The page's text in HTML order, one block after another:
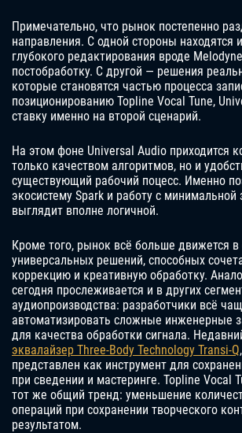
Примечательно, что рынок постепенно
направления. С одной стороны находятся
глубокого редактирования вроде
постобработку. С другой — решения
которые становятся частью процесса
позиционированию Topline Vocal Tune,
ставку именно на второй сценарий.
На этом фоне Universal Audio приходится
только качеством алгоритмов, но и
существующий рабочий поцесс. Именно
экосистему Spark и работу с
выглядит вполне логичной.
Кроме того, рынок всё больше движется в
универсальных решений, способных
коррекцию и креативную обработку.
сегодня прослеживается и в других
аудиопроизводства: разработчики всё
автоматизировать сложные инженерные
для качества обработки сигнала.
эквалайзер Three-Body Technology Transi-Q
представлен как инструмент для
при сведении и мастеринге. Topline Vocal
тот же общий тренд: уменьшение
операций при сохранении творческого
результатом.